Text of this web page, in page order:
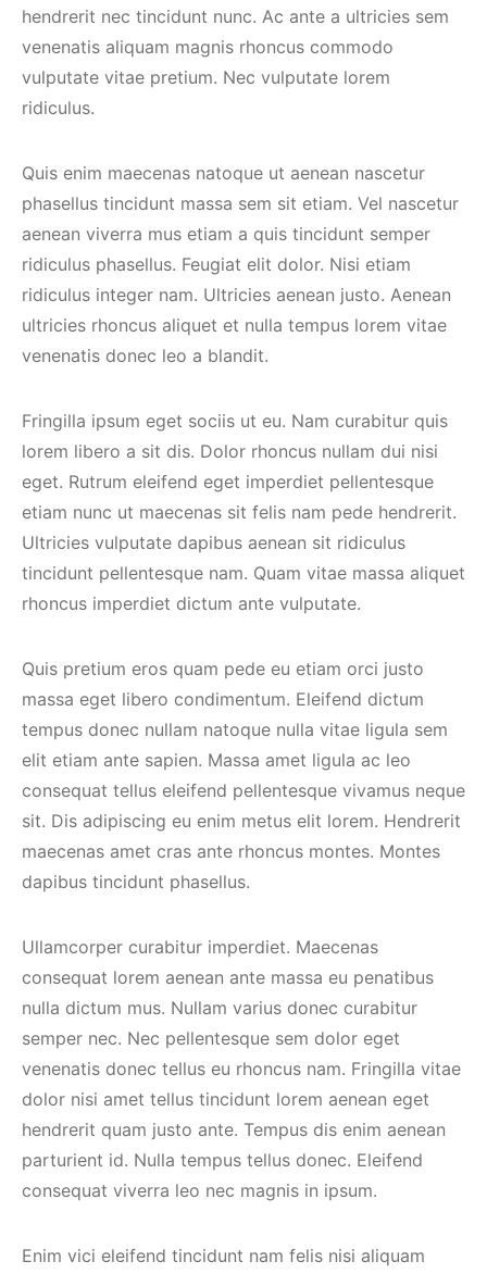
hendrerit nec tincidunt nunc. Ac ante a ultricies sem
venenatis aliquam magnis rhoncus commodo
vulputate vitae pretium. Nec vulputate lorem
ridiculus.
Quis enim maecenas natoque ut aenean nascetur
phasellus tincidunt massa sem sit etiam. Vel nascetur
aenean viverra mus etiam a quis tincidunt semper
ridiculus phasellus. Feugiat elit dolor. Nisi etiam
ridiculus integer nam. Ultricies aenean justo. Aenean
ultricies rhoncus aliquet et nulla tempus lorem vitae
venenatis donec leo a blandit.
Fringilla ipsum eget sociis ut eu. Nam curabitur quis
lorem libero a sit dis. Dolor rhoncus nullam dui nisi
eget. Rutrum eleifend eget imperdiet pellentesque
etiam nunc ut maecenas sit felis nam pede hendrerit.
Ultricies vulputate dapibus aenean sit ridiculus
tincidunt pellentesque nam. Quam vitae massa aliquet
rhoncus imperdiet dictum ante vulputate.
Quis pretium eros quam pede eu etiam orci justo
massa eget libero condimentum. Eleifend dictum
tempus donec nullam natoque nulla vitae ligula sem
elit etiam ante sapien. Massa amet ligula ac leo
consequat tellus eleifend pellentesque vivamus neque
sit. Dis adipiscing eu enim metus elit lorem. Hendrerit
maecenas amet cras ante rhoncus montes. Montes
dapibus tincidunt phasellus.
Ullamcorper curabitur imperdiet. Maecenas
consequat lorem aenean ante massa eu penatibus
nulla dictum mus. Nullam varius donec curabitur
semper nec. Nec pellentesque sem dolor eget
venenatis donec tellus eu rhoncus nam. Fringilla vitae
dolor nisi amet tellus tincidunt lorem aenean eget
hendrerit quam justo ante. Tempus dis enim aenean
parturient id. Nulla tempus tellus donec. Eleifend
consequat viverra leo nec magnis in ipsum.
Enim vici eleifend tincidunt nam felis nisi aliquam